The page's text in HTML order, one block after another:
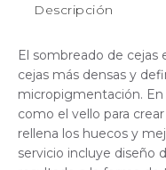
Descripción
El sombreado de cejas
cejas más densas y
micropigmentación.
como el vello para
rellena los huecos y
servicio incluye diseño